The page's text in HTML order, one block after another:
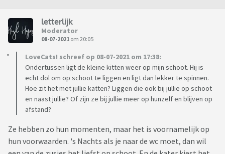
letterlijk
Moderator
08-07-2021 om 20:05
LoveCats! schreef op 08-07-2021 om 17:38:
Ondertussen ligt de kleine kitten weer op mijn schoot. Hij is
echt dol om op schoot te liggen en ligt dan lekker te spinnen.
Hoe zit het met jullie katten? Liggen die ook bij jullie op schoot
en naast jullie? Of zijn ze bij jullie meer op hunzelf en blijven op
afstand?
Ze hebben zo hun momenten, maar het is voornamelijk op
hun voorwaarden. 's Nachts als je naar de wc moet, dan wil